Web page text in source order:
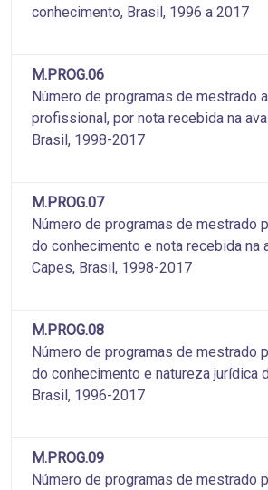
conhecimento, Brasil, 1996 a 2017
M.PROG.06
Número de programas de mestrado
profissional, por nota recebida na
Brasil, 1998-2017
M.PROG.07
Número de programas de mestrado
do conhecimento e nota recebida na
Capes, Brasil, 1998-2017
M.PROG.08
Número de programas de mestrado
do conhecimento e natureza jurídica
Brasil, 1996-2017
M.PROG.09
Número de programas de mestrado